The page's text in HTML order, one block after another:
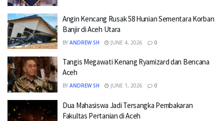
Angin Kencang Rusak 58 Hunian Sementara Korban
Banjir di Aceh Utara
BY ANDREW SH JUNE 4, 2026 0
Tangis Megawati Kenang Ryamizard dan Bencana
Aceh
BY ANDREW SH JUNE 1, 2026 0
Dua Mahasiswa Jadi Tersangka Pembakaran
Fakultas Pertanian di Aceh